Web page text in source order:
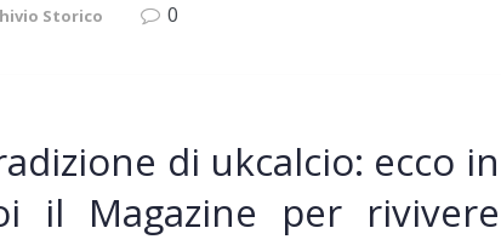
Storico 0
di ukcalcio: ecco in
il Magazine per rivivere